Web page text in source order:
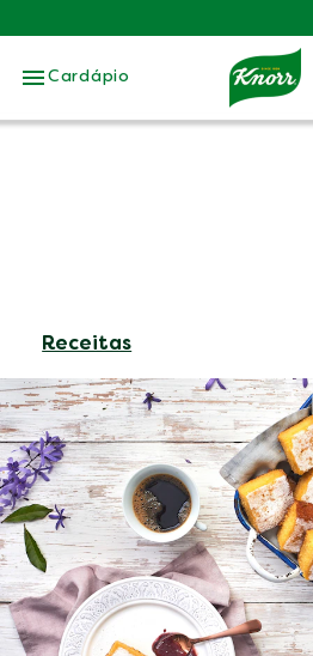
Skip to:
Cardápio
Receitas